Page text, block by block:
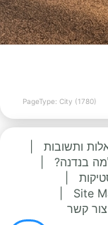
PageType: City (1780)
ותשובות
בנדנה?
Site
צור קשר